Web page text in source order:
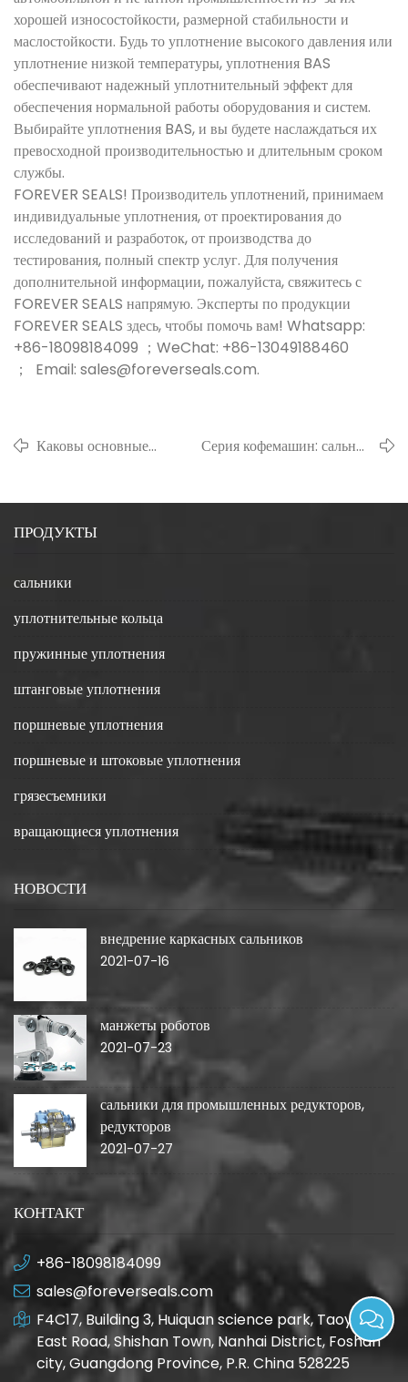
хорошей износостойкости, размерной стабильности и
маслостойкости. Будь то уплотнение высокого давления или
уплотнение низкой температуры, уплотнения BAS
обеспечивают надежный уплотнительный эффект для
обеспечения нормальной работы оборудования и систем.
Выбирайте уплотнения BAS, и вы будете наслаждаться их
превосходной производительностью и длительным сроком
службы.
FOREVER SEALS! Производитель уплотнений, принимаем
индивидуальные уплотнения, от проектирования до
исследований и разработок, от производства до
тестирования, полный спектр услуг. Для получения
дополнительной информации, пожалуйста, свяжитесь с
FOREVER SEALS напрямую. Эксперты по продукции
FOREVER SEALS здесь, чтобы помочь вам! Whatsapp:
+86-18098184099 ；WeChat: +86-13049188460
； Email: sales@foreverseals.com.
Каковы основные
Серия кофемашин: сальник
ПРОДУКТЫ
сальники
уплотнительные кольца
пружинные уплотнения
штанговые уплотнения
поршневые уплотнения
поршневые и штоковые уплотнения
грязесъемники
вращающиеся уплотнения
НОВОСТИ
внедрение каркасных сальников
2021-07-16
манжеты роботов
2021-07-23
сальники для промышленных редукторов,
редукторов
2021-07-27
КОНТАКТ
+86-18098184099
sales@foreverseals.com
F4C17, Building 3, Huiquan science park, Taoyuan
East Road, Shishan Town, Nanhai District, Foshan
city, Guangdong Province, P.R. China 528225